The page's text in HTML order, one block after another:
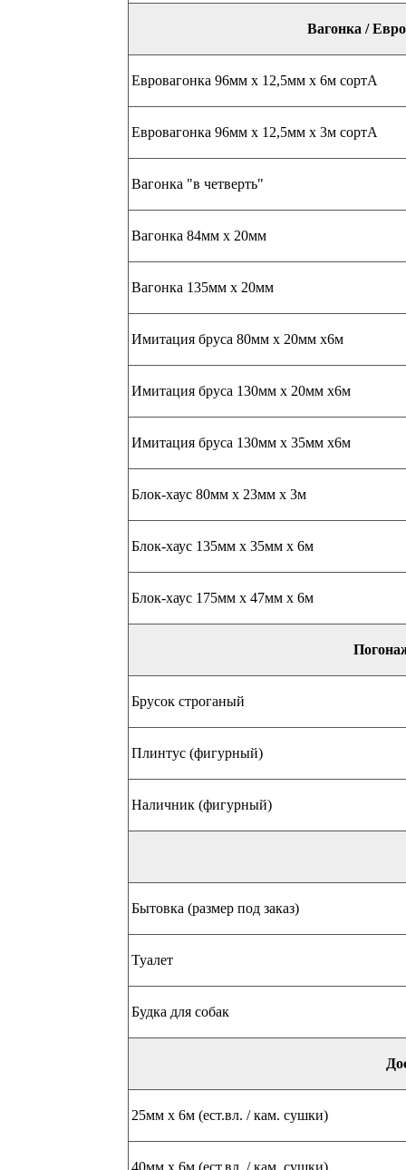
Вагонка /
Евровагонка 96мм х 12,5мм х 6м сортА
Евровагонка 96мм х 12,5мм х 3м сортА
Вагонка "в четверть"
Вагонка 84мм х 20мм
Вагонка 135мм х 20мм
Имитация бруса 80мм х 20мм х6м
Имитация бруса 130мм х 20мм х6м
Имитация бруса 130мм х 35мм х6м
Блок-хаус 80мм х 23мм х 3м
Блок-хаус 135мм х 35мм х 6м
Блок-хаус 175мм х 47мм х 6м
Брусок строганый
Плинтус (фигурный)
Наличник (фигурный)
Бытовка (размер под заказ)
Туалет
Будка для собак
25мм х 6м (ест.вл. / кам. сушки)
40мм х 6м (ест.вл. / кам. сушки)